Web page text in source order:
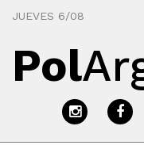
JUEVES 6/08
Pol